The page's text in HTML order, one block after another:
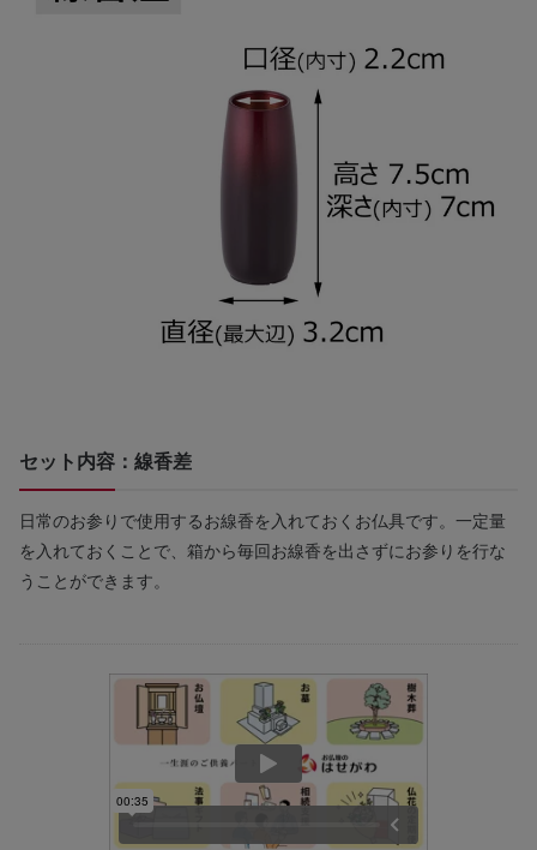
セット内容：線香差
日常のお参りで使用するお線香を入れておくお仏具です。一定量
を入れておくことで、箱から毎回お線香を出さずにお参りを行な
うことができます。